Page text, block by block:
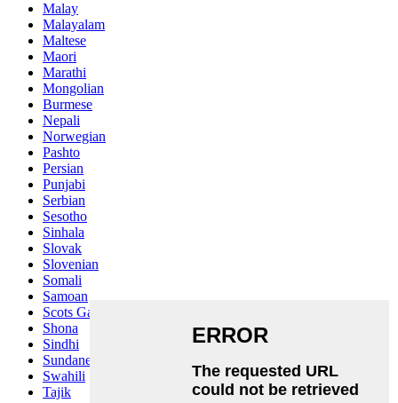
Malay
Malayalam
Maltese
Maori
Marathi
Mongolian
Burmese
Nepali
Norwegian
Pashto
Persian
Punjabi
Serbian
Sesotho
Sinhala
Slovak
Slovenian
Somali
Samoan
Scots Gaelic
Shona
Sindhi
Sundanese
Swahili
Tajik